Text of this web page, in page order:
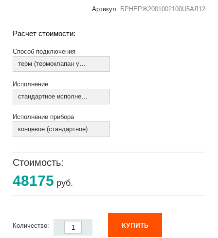
Артикул: БРНЕРЖ2001002100U5АЛ12
Расчет стоимости:
Способ подключения
терм (термоклапан установлен)
Исполнение
стандартное исполнение
Исполнение прибора
концевое (стандартное)
Стоимость:
48175 руб.
Количество: КУПИТЬ